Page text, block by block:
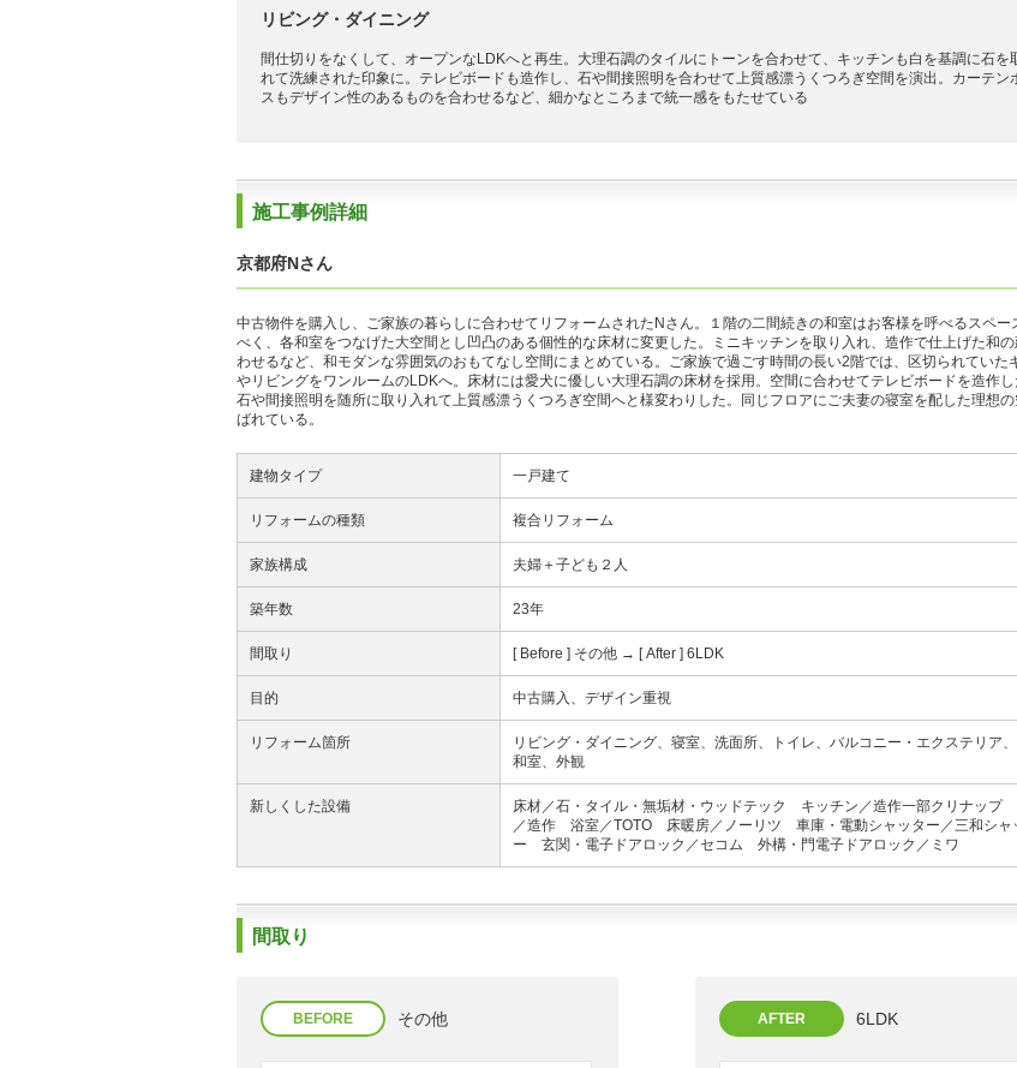
リビング・ダイニング
間仕切りをなくして、オープンなLDKへと再生。大理石調のタイルにトーンを合わせて、キッチンも白を基調に石を
れて洗練された印象に。テレビボードも造作し、石や間接照明を合わせて上質感漂うくつろぎ空間を演出。カーテン
スもデザイン性のあるものを合わせるなど、細かなところまで統一感をもたせている
施工事例詳細
京都府Nさん
中古物件を購入し、ご家族の暮らしに合わせてリフォームされたNさん。１階の二間続きの和室はお客様を呼べるスペー
べく、各和室をつなげた大空間とし凹凸のある個性的な床材に変更した。ミニキッチンを取り入れ、造作で仕上げた和
わせるなど、和モダンな雰囲気のおもてなし空間にまとめている。ご家族で過ごす時間の長い2階では、区切られていた
やリビングをワンルームのLDKへ。床材には愛犬に優しい大理石調の床材を採用。空間に合わせてテレビボードを造作し
石や間接照明を随所に取り入れて上質感漂うくつろぎ空間へと様変わりした。同じフロアにご夫妻の寝室を配した理想
ばれている。
建物タイプ 一戸建て
リフォームの種類 複合リフォーム
家族構成 夫婦＋子ども２人
築年数 23年
間取り [ Before ] その他 → [ After ] 6LDK
目的 中古購入、デザイン重視
リフォーム箇所
リビング・ダイニング、寝室、洗面所、トイレ、バルコニー・エクステリア、
和室、外観
新しくした設備
床材／石・タイル・無垢材・ウッドテック キッチン／造作一部クリナップ
／造作 浴室／TOTO 床暖房／ノーリツ 車庫・電動シャッター／三和シャ
ー 玄関・電子ドアロック／セコム 外構・門電子ドアロック／ミワ
間取り
BEFORE その他 AFTER 6LDK